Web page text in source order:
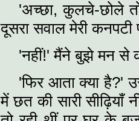
'अच्छा, कुलचे-छोले
दूसरा सवाल मेरी कनपटी
'नहीं!' मैंने बुझे मन से
'फिर आता क्या है?'
में छत की सारी